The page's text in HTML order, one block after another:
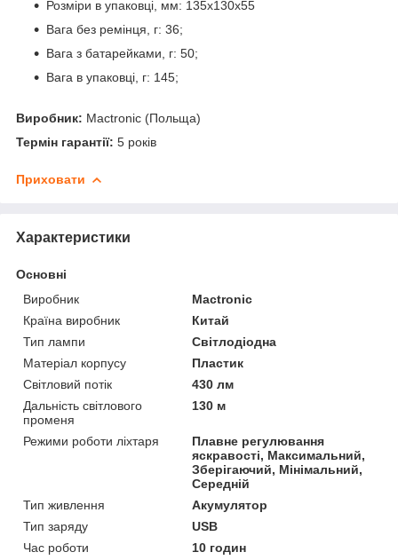
Розміри в упаковці, мм: 135x130x55
Вага без ремінця, г: 36;
Вага з батарейками, г: 50;
Вага в упаковці, г: 145;
Виробник: Mactronic (Польща)
Термін гарантії: 5 років
Приховати
Характеристики
Основні
Виробник
Mactronic
Країна виробник
Китай
Тип лампи
Світлодіодна
Матеріал корпусу
Пластик
Світловий потік
430 лм
Дальність світлового
променя
130 м
Режими роботи ліхтаря
Плавне регулювання
яскравості, Максимальний,
Зберігаючий, Мінімальний,
Середній
Тип живлення
Акумулятор
Тип заряду
USB
Час роботи
10 годин